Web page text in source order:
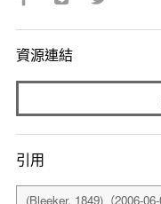
資源連結
引用